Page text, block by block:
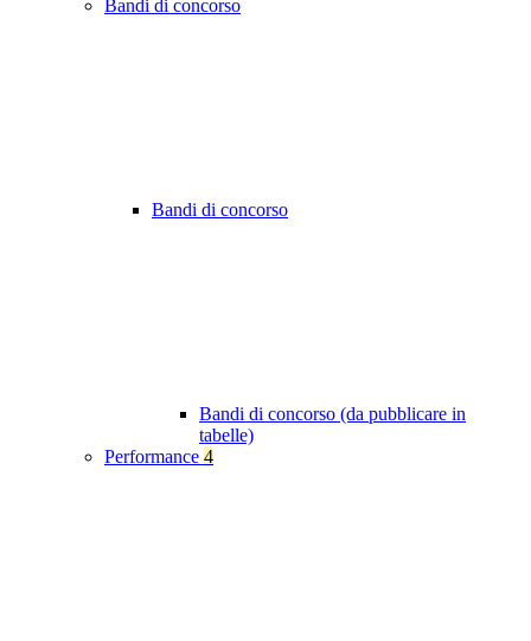
Bandi di concorso
Bandi di concorso
Bandi di concorso (da pubblicare in
tabelle)
Performance 4